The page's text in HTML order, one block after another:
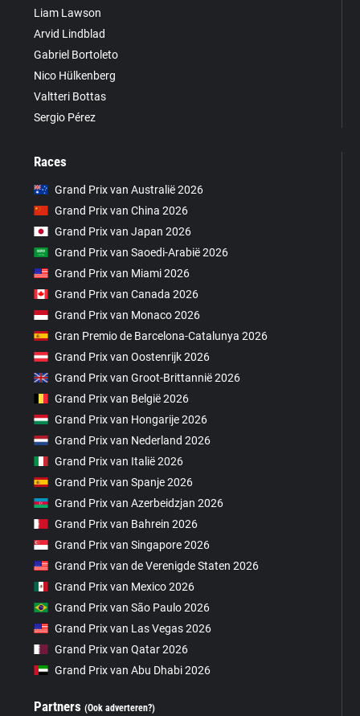
Liam Lawson
Arvid Lindblad
Gabriel Bortoleto
Nico Hülkenberg
Valtteri Bottas
Sergio Pérez
Races
Grand Prix van Australië 2026
Grand Prix van China 2026
Grand Prix van Japan 2026
Grand Prix van Saoedi-Arabië 2026
Grand Prix van Miami 2026
Grand Prix van Canada 2026
Grand Prix van Monaco 2026
Gran Premio de Barcelona-Catalunya 2026
Grand Prix van Oostenrijk 2026
Grand Prix van Groot-Brittannië 2026
Grand Prix van België 2026
Grand Prix van Hongarije 2026
Grand Prix van Nederland 2026
Grand Prix van Italië 2026
Grand Prix van Spanje 2026
Grand Prix van Azerbeidzjan 2026
Grand Prix van Bahrein 2026
Grand Prix van Singapore 2026
Grand Prix van de Verenigde Staten 2026
Grand Prix van Mexico 2026
Grand Prix van São Paulo 2026
Grand Prix van Las Vegas 2026
Grand Prix van Qatar 2026
Grand Prix van Abu Dhabi 2026
Partners(Ook adverteren?)